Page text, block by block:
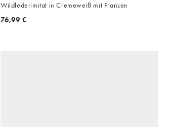
Wildlederimitat in Cremeweiß mit Fransen
76,99 €